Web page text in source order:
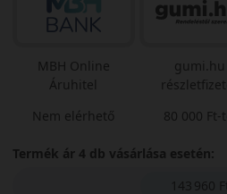
MBH Online
Áruhitel
Nem elérhető
gumi.hu
80 000 Ft-
Termék ár 4 db vásárlása esetén:
143 960